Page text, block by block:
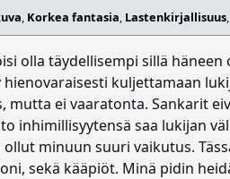
, Korkea fantasia, Lastenkirjallisuus,
olla täydellisempi sillä
kuljettamaan
ei vaaratonta. Sankarit
inhimillisyytensä saa lukijan
minuun suuri vaikutus.
sekä kääpiöt. Minä pidin